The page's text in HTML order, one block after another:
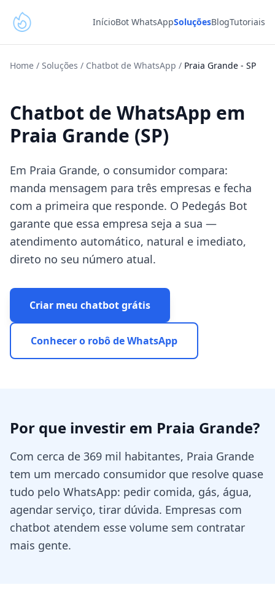
InícioBot WhatsAppSoluçõesBlogTutoriais
Home / Soluções / Chatbot de WhatsApp / Praia Grande - SP
Chatbot de WhatsApp em
Praia Grande (SP)
Em Praia Grande, o consumidor compara:
manda mensagem para três empresas e fecha
com a primeira que responde. O Pedegás Bot
garante que essa empresa seja a sua —
atendimento automático, natural e imediato,
direto no seu número atual.
Criar meu chatbot grátis
Conhecer o robô de WhatsApp
Por que investir em Praia Grande?
Com cerca de 369 mil habitantes, Praia Grande
tem um mercado consumidor que resolve quase
tudo pelo WhatsApp: pedir comida, gás, água,
agendar serviço, tirar dúvida. Empresas com
chatbot atendem esse volume sem contratar
mais gente.